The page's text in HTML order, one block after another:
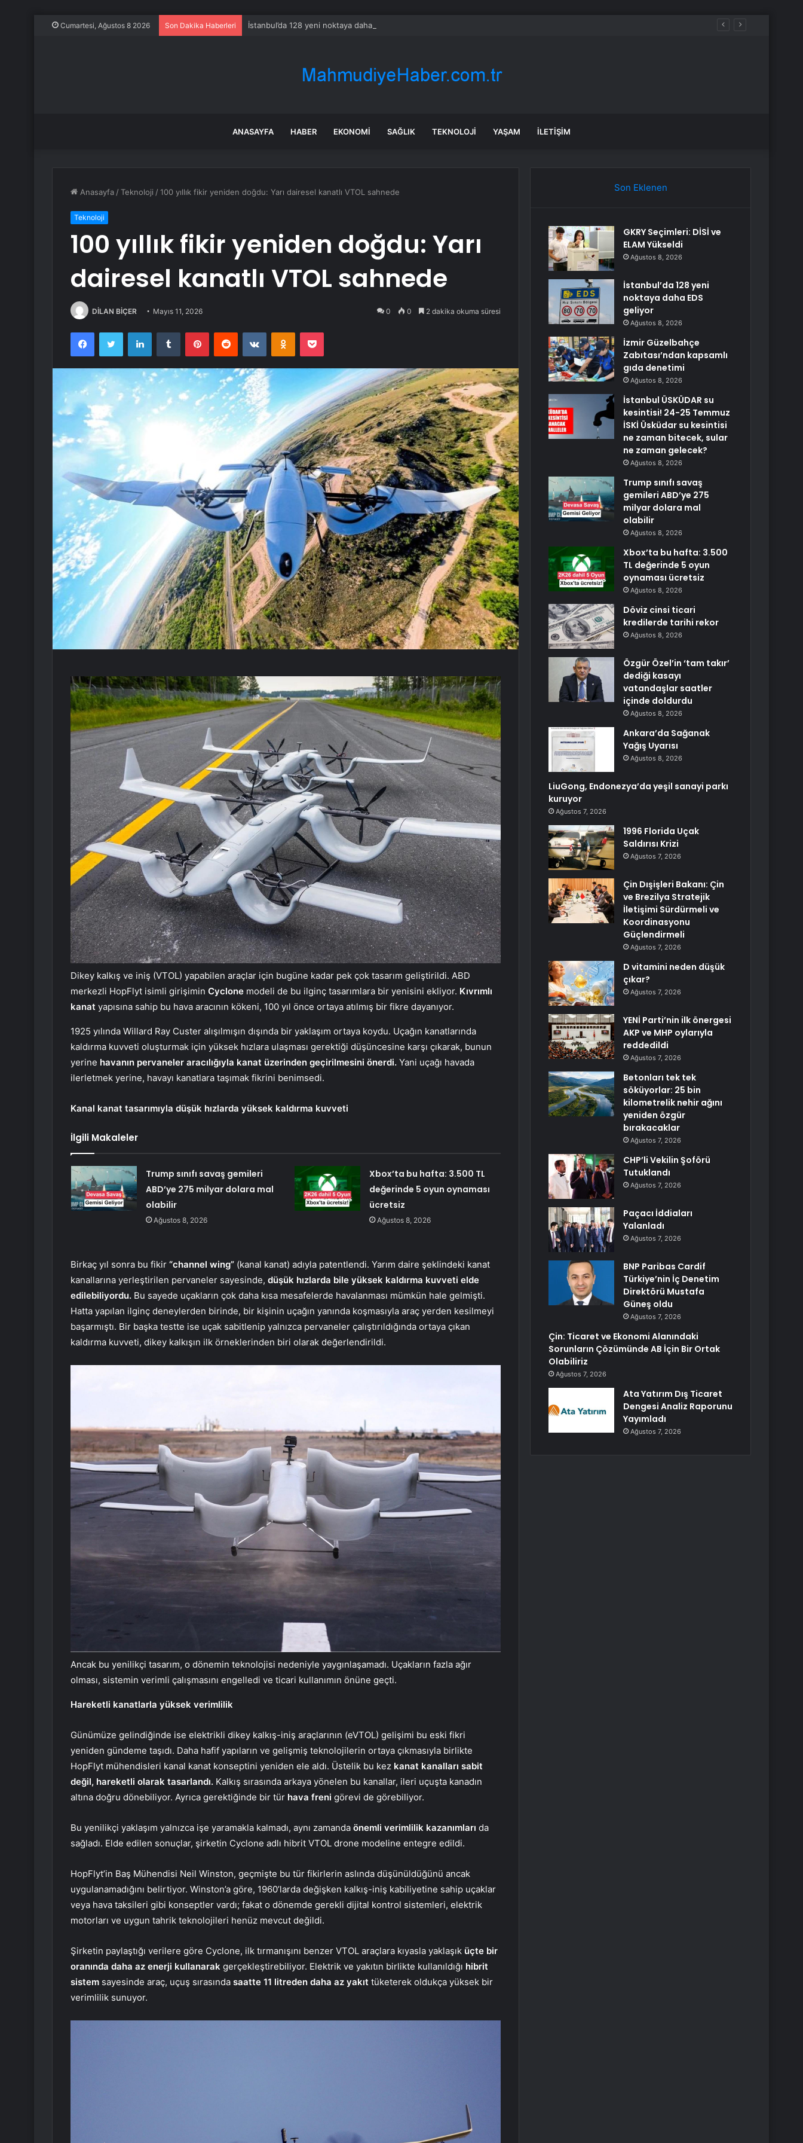
Cumartesi, Ağustos 8 2026 Son Dakika Haberleri İstanbul’da 128 yeni noktaya daha EDS geliyor
ANASAYFA HABER EKONOMI SAĞLIK TEKNOLOJI YAŞAM İLETIŞIM
Anasayfa /Teknoloji /100 yıllık fikir yeniden doğdu: Yarı dairesel kanatlı VTOL sahnede
Teknoloji
100 yıllık fikir yeniden doğdu: Yarı
dairesel kanatlı VTOL sahnede
DİLAN BİÇER Mayıs 11, 2026 0 0 2 dakika okuma süresi
FacebookTwitter LinkedInTumblr PinterestReddit VKontakteOdnoklassniki
Pocket
Dikey kalkış ve iniş (VTOL) yapabilen araçlar için bugüne kadar pek çok tasarım geliştirildi. ABD
merkezli HopFlyt isimli girişimin Cyclone modeli de bu ilginç tasarımlara bir yenisini ekliyor. Kıvrımlı
kanat yapısına sahip bu hava aracının kökeni, 100 yıl önce ortaya atılmış bir fikre dayanıyor.
1925 yılında Willard Ray Custer alışılmışın dışında bir yaklaşım ortaya koydu. Uçağın kanatlarında
kaldırma kuvveti oluşturmak için yüksek hızlara ulaşması gerektiği düşüncesine karşı çıkarak, bunun
yerine havanın pervaneler aracılığıyla kanat üzerinden geçirilmesini önerdi. Yani uçağı havada
ilerletmek yerine, havayı kanatlara taşımak fikrini benimsedi.
Kanal kanat tasarımıyla düşük hızlarda yüksek kaldırma kuvveti
İlgili Makaleler
Trump sınıfı savaş gemileri
ABD’ye 275 milyar dolara mal
olabilir
Ağustos 8, 2026
Xbox’ta bu hafta: 3.500 TL
değerinde 5 oyun oynaması
ücretsiz
Ağustos 8, 2026
Birkaç yıl sonra bu fikir “channel wing” (kanal kanat) adıyla patentlendi. Yarım daire şeklindeki kanat
kanallarına yerleştirilen pervaneler sayesinde, düşük hızlarda bile yüksek kaldırma kuvveti elde
edilebiliyordu. Bu sayede uçakların çok daha kısa mesafelerde havalanması mümkün hale gelmişti.
Hatta yapılan ilginç deneylerden birinde, bir kişinin uçağın yanında koşmasıyla araç yerden kesilmeyi
başarmıştı. Bir başka testte ise uçak sabitlenip yalnızca pervaneler çalıştırıldığında ortaya çıkan
kaldırma kuvveti, dikey kalkışın ilk örneklerinden biri olarak değerlendirildi.
Ancak bu yenilikçi tasarım, o dönemin teknolojisi nedeniyle yaygınlaşamadı. Uçakların fazla ağır
olması, sistemin verimli çalışmasını engelledi ve ticari kullanımın önüne geçti.
Hareketli kanatlarla yüksek verimlilik
Günümüze gelindiğinde ise elektrikli dikey kalkış-iniş araçlarının (eVTOL) gelişimi bu eski fikri
yeniden gündeme taşıdı. Daha hafif yapıların ve gelişmiş teknolojilerin ortaya çıkmasıyla birlikte
HopFlyt mühendisleri kanal kanat konseptini yeniden ele aldı. Üstelik bu kez kanat kanalları sabit
değil, hareketli olarak tasarlandı. Kalkış sırasında arkaya yönelen bu kanallar, ileri uçuşta kanadın
altına doğru dönebiliyor. Ayrıca gerektiğinde bir tür hava freni görevi de görebiliyor.
Bu yenilikçi yaklaşım yalnızca işe yaramakla kalmadı, aynı zamanda önemli verimlilik kazanımları da
sağladı. Elde edilen sonuçlar, şirketin Cyclone adlı hibrit VTOL drone modeline entegre edildi.
HopFlyt’in Baş Mühendisi Neil Winston, geçmişte bu tür fikirlerin aslında düşünüldüğünü ancak
uygulanamadığını belirtiyor. Winston’a göre, 1960’larda değişken kalkış-iniş kabiliyetine sahip uçaklar
veya hava taksileri gibi konseptler vardı; fakat o dönemde gerekli dijital kontrol sistemleri, elektrik
motorları ve uygun tahrik teknolojileri henüz mevcut değildi.
Şirketin paylaştığı verilere göre Cyclone, ilk tırmanışını benzer VTOL araçlara kıyasla yaklaşık üçte bir
oranında daha az enerji kullanarak gerçekleştirebiliyor. Elektrik ve yakıtın birlikte kullanıldığı hibrit
sistem sayesinde araç, uçuş sırasında saatte 11 litreden daha az yakıt tüketerek oldukça yüksek bir
verimlilik sunuyor.
Son Eklenen
GKRY Seçimleri: DİSİ ve
ELAM Yükseldi
Ağustos 8, 2026
İstanbul’da 128 yeni
noktaya daha EDS
geliyor
Ağustos 8, 2026
İzmir Güzelbahçe
Zabıtası’ndan kapsamlı
gıda denetimi
Ağustos 8, 2026
İstanbul ÜSKÜDAR su
kesintisi! 24-25 Temmuz
İSKİ Üsküdar su kesintisi
ne zaman bitecek, sular
ne zaman gelecek?
Ağustos 8, 2026
Trump sınıfı savaş
gemileri ABD’ye 275
milyar dolara mal
olabilir
Ağustos 8, 2026
Xbox’ta bu hafta: 3.500
TL değerinde 5 oyun
oynaması ücretsiz
Ağustos 8, 2026
Döviz cinsi ticari
kredilerde tarihi rekor
Ağustos 8, 2026
Özgür Özel’in ‘tam takır’
dediği kasayı
vatandaşlar saatler
içinde doldurdu
Ağustos 8, 2026
Ankara’da Sağanak
Yağış Uyarısı
Ağustos 8, 2026
LiuGong, Endonezya’da yeşil sanayi parkı
kuruyor
Ağustos 7, 2026
1996 Florida Uçak
Saldırısı Krizi
Ağustos 7, 2026
Çin Dışişleri Bakanı: Çin
ve Brezilya Stratejik
İletişimi Sürdürmeli ve
Koordinasyonu
Güçlendirmeli
Ağustos 7, 2026
D vitamini neden düşük
çıkar?
Ağustos 7, 2026
YENİ Parti’nin ilk önergesi
AKP ve MHP oylarıyla
reddedildi
Ağustos 7, 2026
Betonları tek tek
söküyorlar: 25 bin
kilometrelik nehir ağını
yeniden özgür
bırakacaklar
Ağustos 7, 2026
CHP’li Vekilin Şoförü
Tutuklandı
Ağustos 7, 2026
Paçacı İddiaları
Yalanladı
Ağustos 7, 2026
BNP Paribas Cardif
Türkiye’nin İç Denetim
Direktörü Mustafa
Güneş oldu
Ağustos 7, 2026
Çin: Ticaret ve Ekonomi Alanındaki
Sorunların Çözümünde AB İçin Bir Ortak
Olabiliriz
Ağustos 7, 2026
Ata Yatırım Dış Ticaret
Dengesi Analiz Raporunu
Yayımladı
Ağustos 7, 2026